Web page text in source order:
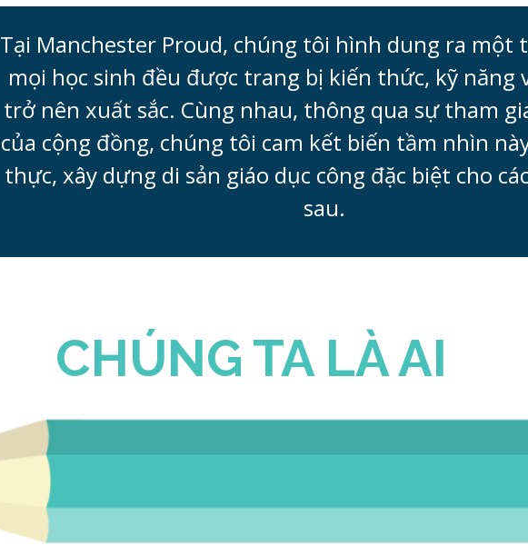
Tại Manchester Proud, chúng tôi hình dung ra một
mọi học sinh đều được trang bị kiến ​​thức, kỹ năng
trở nên xuất sắc. Cùng nhau, thông qua sự tham
của cộng đồng, chúng tôi cam kết biến tầm nhìn
thực, xây dựng di sản giáo dục công đặc biệt cho
sau.
CHÚNG TA LÀ AI